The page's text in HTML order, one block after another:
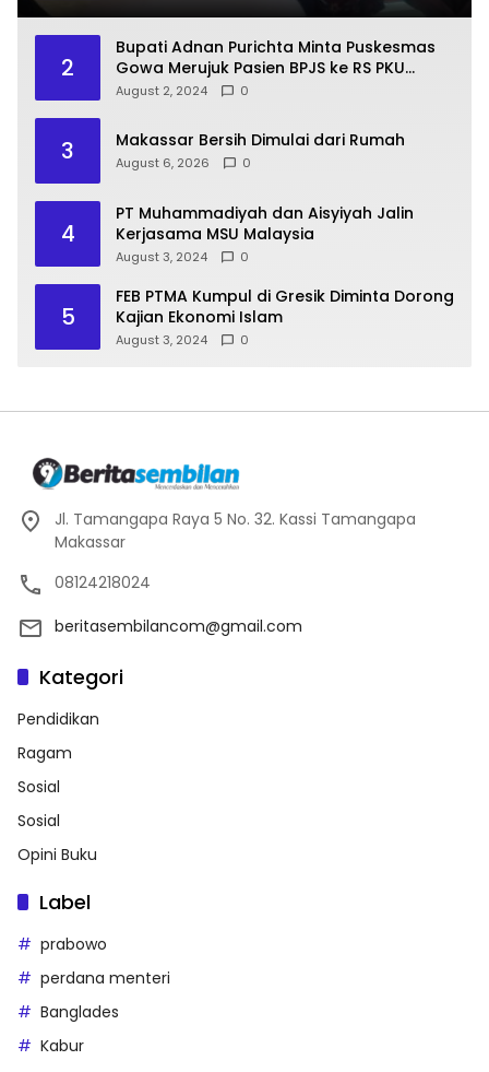
2
Bupati Adnan Purichta Minta Puskesmas
Gowa Merujuk Pasien BPJS ke RS PKU
Muhammadiyah Unismuh Makassar
August 2, 2024 0
3 Makassar Bersih Dimulai dari Rumah
August 6, 2026 0
4
PT Muhammadiyah dan Aisyiyah Jalin
Kerjasama MSU Malaysia
August 3, 2024 0
5
FEB PTMA Kumpul di Gresik Diminta Dorong
Kajian Ekonomi Islam
August 3, 2024 0
Jl. Tamangapa Raya 5 No. 32. Kassi Tamangapa
Makassar
08124218024
beritasembilancom@gmail.com
Kategori
Pendidikan
Ragam
Sosial
Sosial
Opini Buku
Label
prabowo
perdana menteri
Banglades
Kabur